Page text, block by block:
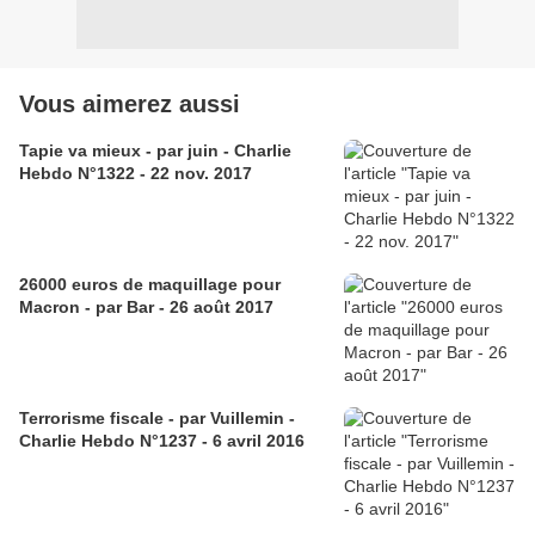
Vous aimerez aussi
Tapie va mieux - par juin - Charlie
Hebdo N°1322 - 22 nov. 2017
26000 euros de maquillage pour
Macron - par Bar - 26 août 2017
Terrorisme fiscale - par Vuillemin -
Charlie Hebdo N°1237 - 6 avril 2016